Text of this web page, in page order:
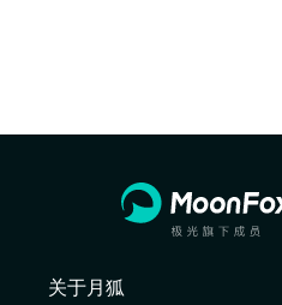
关于月狐